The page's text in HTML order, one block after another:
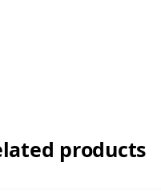
products